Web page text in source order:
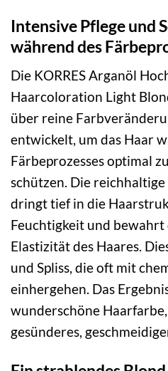
Intensive Pflege und
während des
Die KORRES Arganöl
Haarcoloration Light
über reine
entwickelt, um das Haar
Färbeprozesses optimal
schützen. Die
dringt tief in die
Feuchtigkeit und
Elastizität des Haares.
und Spliss, die oft mit
einhergehen. Das
wunderschöne
gesünderes,